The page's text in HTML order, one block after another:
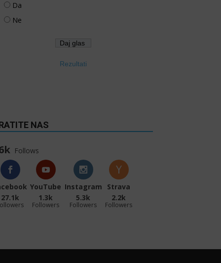
Da
Ne
Rezultati
NAS
Follows
27.1k
YouTube
1.3k
Followers
Instagram
5.3k
Followers
Strava
2.2k
Followers